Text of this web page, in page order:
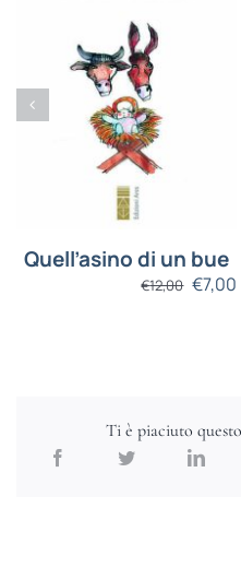
Quell’asino di un bue
€12,00 €7,00
Ti è piaciuto